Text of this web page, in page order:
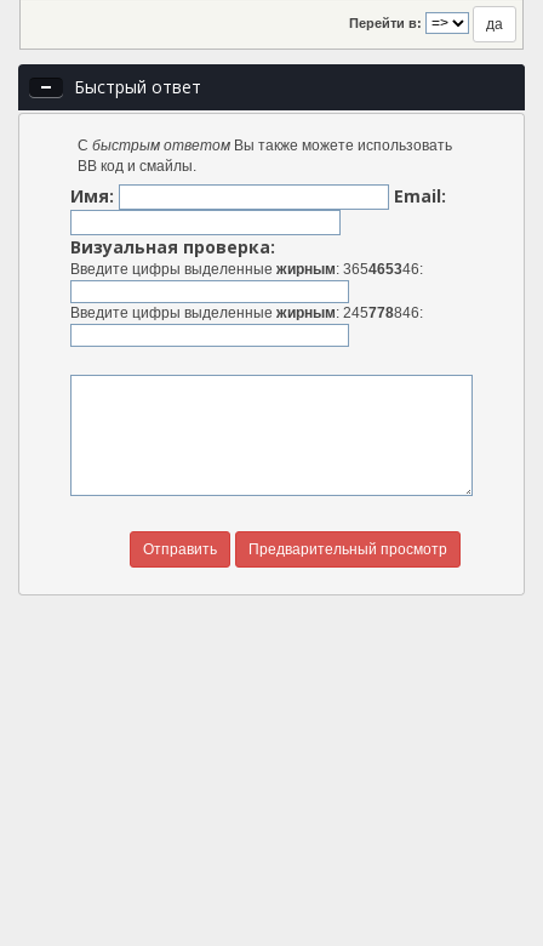
Перейти в:
Быстрый ответ
С быстрым ответомВы также можете использовать
BB код и смайлы.
Имя: Email:
Визуальная проверка:
Введите цифры выделенные жирным: 365465346:
Введите цифры выделенные жирным: 245778846: